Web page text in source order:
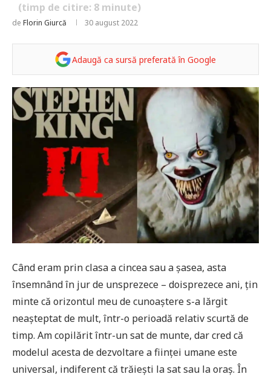
(timp de citire: 8 minute)
de Florin Giurcă 30 august 2022
Adaugă ca sursă preferată în Google
Când eram prin clasa a cincea sau a șasea, asta
însemnând în jur de unsprezece – doisprezece ani, țin
minte că orizontul meu de cunoaștere s-a lărgit
neașteptat de mult, într-o perioadă relativ scurtă de
timp. Am copilărit într-un sat de munte, dar cred că
modelul acesta de dezvoltare a ființei umane este
universal, indiferent că trăiești la sat sau la oraș. În